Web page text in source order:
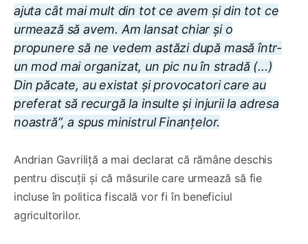
ajuta cât mai mult din tot ce avem și din tot ce
urmează să avem. Am lansat chiar și o
propunere să ne vedem astăzi după masă într-
un mod mai organizat, un pic nu în stradă (...)
Din păcate, au existat și provocatori care au
preferat să recurgă la insulte și injurii la adresa
noastră”, a spus ministrul Finanțelor.
Andrian Gavriliță a mai declarat că rămâne deschis
pentru discuții și că măsurile care urmează să fie
incluse în politica fiscală vor fi în beneficiul
agricultorilor.